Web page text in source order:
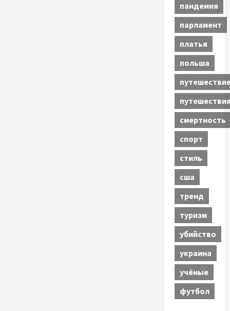
пандемия
парламент
платья
польша
смертность
спорт
стиль
сша
тренд
туризм
убийство
украина
учёные
футбол